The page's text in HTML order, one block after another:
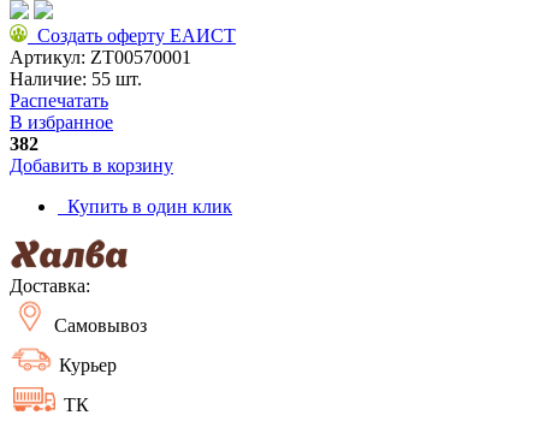
Создать оферту ЕАИСТ
Артикул: ZT00570001
Наличие: 55 шт.
Распечатать
В избранное
382
Добавить в корзину
Купить в один клик
Доставка:
Самовывоз
Курьер
ТК